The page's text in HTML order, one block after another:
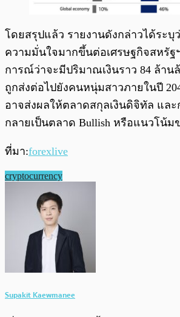
โดยสรุปแล้ว รายงานดังกล่าวได้ระ
ความมั่นใจมากขึ้นต่อเศรษฐกิจสหรัฐ
การณ์ว่าจะมีปริมาณเงินราว 84 ล้าน
ถูกส่งต่อไปยังคนหนุ่มสาวภายในปี
อาจส่งผลให้ตลาดสกุลเงินดิจิทัล แล
กลายเป็นตลาด Bullish หรือแนวโน้
ที่มา:forexlive
cryptocurrency
Supakit Kaewmanee